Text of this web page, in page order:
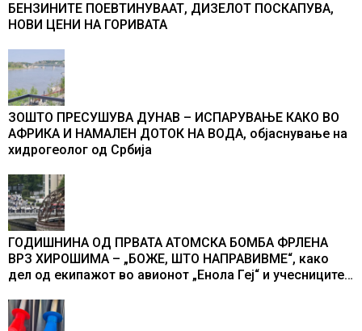
БЕНЗИНИТЕ ПОЕВТИНУВААТ, ДИЗЕЛОТ ПОСКАПУВА,
НОВИ ЦЕНИ НА ГОРИВАТА
ЗОШТО ПРЕСУШУВА ДУНАВ – ИСПАРУВАЊЕ КАКО ВО
АФРИКА И НАМАЛЕН ДОТОК НА ВОДА, објаснување на
хидрогеолог од Србија
ГОДИШНИНА ОД ПРВАТА АТОМСКА БОМБА ФРЛЕНА
ВРЗ ХИРОШИМА – „БОЖЕ, ШТО НАПРАВИВМЕ“, како
дел од екипажот во авионот „Енола Геј“ и учесниците
промени текот на историјата